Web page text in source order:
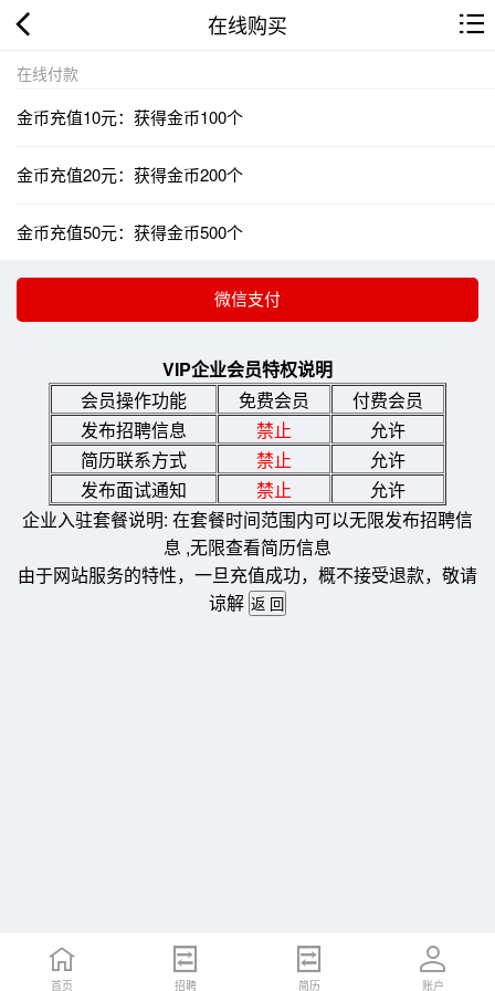
在线购买
在线付款
金币充值10元：获得金币100个
金币充值20元：获得金币200个
金币充值50元：获得金币500个
VIP企业会员特权说明
会员操作功能
免费会员
付费会员
发布招聘信息
禁止
允许
简历联系方式
禁止
允许
发布面试通知
禁止
允许
企业入驻套餐说明: 在套餐时间范围内可以无限发布招聘信
息 ,无限查看简历信息
由于网站服务的特性，一旦充值成功，概不接受退款，敬请
谅解
首页 招聘 简历 账户